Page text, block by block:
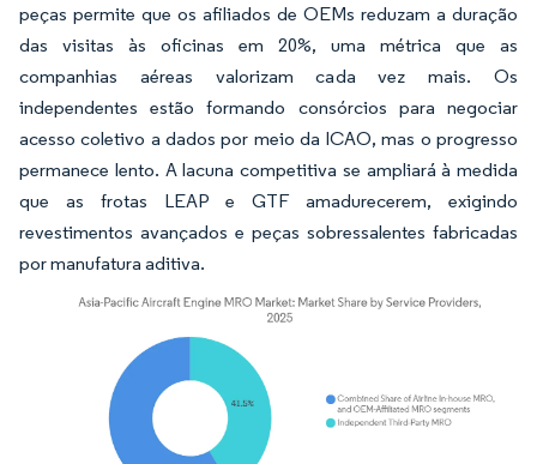
peças permite que os afiliados de OEMs reduzam a duração
das visitas às oficinas em 20%, uma métrica que as
companhias aéreas valorizam cada vez mais. Os
independentes estão formando consórcios para negociar
acesso coletivo a dados por meio da ICAO, mas o progresso
permanece lento. A lacuna competitiva se ampliará à medida
que as frotas LEAP e GTF amadurecerem, exigindo
revestimentos avançados e peças sobressalentes fabricadas
por manufatura aditiva.